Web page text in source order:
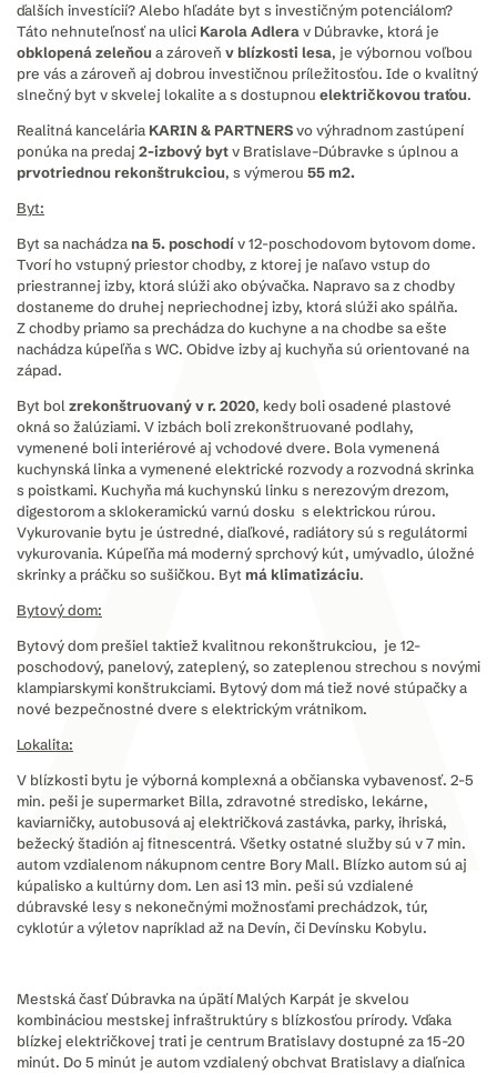
ďalších investícií? Alebo hľadáte byt s investičným potenciálom?
Táto nehnuteľnosť na ulici Karola Adlerav Dúbravke, ktorá je
obklopená zeleňou a zároveň v blízkosti lesa, je výbornou voľbou
pre vás a zároveň aj dobrou investičnou príležitosťou. Ide o kvalitný
slnečný byt v skvelej lokalite a s dostupnou električkovou traťou.
Realitná kancelária KARIN & PARTNERSvo výhradnom zastúpení
ponúka na predaj 2-izbový bytv Bratislave–Dúbravke s úplnou a
prvotriednou rekonštrukciou, s výmerou 55 m2.
Byt:
Byt sa nachádza na 5. poschodív 12-poschodovom bytovom dome.
Tvorí ho vstupný priestor chodby, z ktorej je naľavo vstup do
priestrannej izby, ktorá slúži ako obývačka. Napravo sa z chodby
dostaneme do druhej nepriechodnej izby, ktorá slúži ako spálňa.
Z chodby priamo sa prechádza do kuchyne a na chodbe sa ešte
nachádza kúpeľňa s WC. Obidve izby aj kuchyňa sú orientované na
západ.
Byt bol zrekonštruovaný v r. 2020, kedy boli osadené plastové
okná so žalúziami. V izbách boli zrekonštruované podlahy,
vymenené boli interiérové aj vchodové dvere. Bola vymenená
kuchynská linka a vymenené elektrické rozvody a rozvodná skrinka
s poistkami. Kuchyňa má kuchynskú linku s nerezovým drezom,
digestorom a sklokeramickú varnú dosku s elektrickou rúrou.
Vykurovanie bytu je ústredné, diaľkové, radiátory sú s regulátormi
vykurovania. Kúpeľňa má moderný sprchový kút, umývadlo, úložné
skrinky a práčku so sušičkou. Byt má klimatizáciu.
Bytový dom:
Bytový dom prešiel taktiež kvalitnou rekonštrukciou, je 12-
poschodový, panelový, zateplený, so zateplenou strechou s novými
klampiarskymi konštrukciami. Bytový dom má tiež nové stúpačky a
nové bezpečnostné dvere s elektrickým vrátnikom.
Lokalita:
V blízkosti bytu je výborná komplexná a občianska vybavenosť. 2-5
min. peši je supermarket Billa, zdravotné stredisko, lekárne,
kaviarničky, autobusová aj električková zastávka, parky, ihriská,
bežecký štadión aj fitnescentrá. Všetky ostatné služby sú v 7 min.
autom vzdialenom nákupnom centre Bory Mall. Blízko autom sú aj
kúpalisko a kultúrny dom. Len asi 13 min. peši sú vzdialené
dúbravské lesy s nekonečnými možnosťami prechádzok, túr,
cyklotúr a výletov napríklad až na Devín, či Devínsku Kobylu.
Mestská časť Dúbravka na úpätí Malých Karpát je skvelou
kombináciou mestskej infraštruktúry s blízkosťou prírody. Vďaka
blízkej električkovej trati je centrum Bratislavy dostupné za 15-20
minút. Do 5 minút je autom vzdialený obchvat Bratislavy a diaľnica